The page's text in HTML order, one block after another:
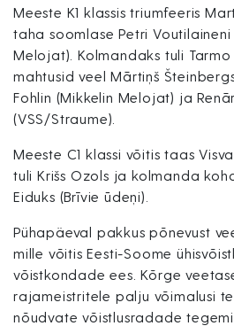
Meeste K1 klassis triumfeeris
taha soomlase Petri Voutilaineni
Melojat). Kolmandaks tuli Tarmo
mahtusid veel Mārtiņš
Fohlin (Mikkelin Melojat) ja
(VSS/Straume).
Meeste C1 klassi võitis taas
tuli Krišs Ozols ja kolmanda
Eiduks (Brīvie ūdeņi).
Pühapäeval pakkus põnevust
mille võitis Eesti-Soome
võistkondade ees. Kõrge
rajameistritele palju võimalusi
nõudvate võistlusradade